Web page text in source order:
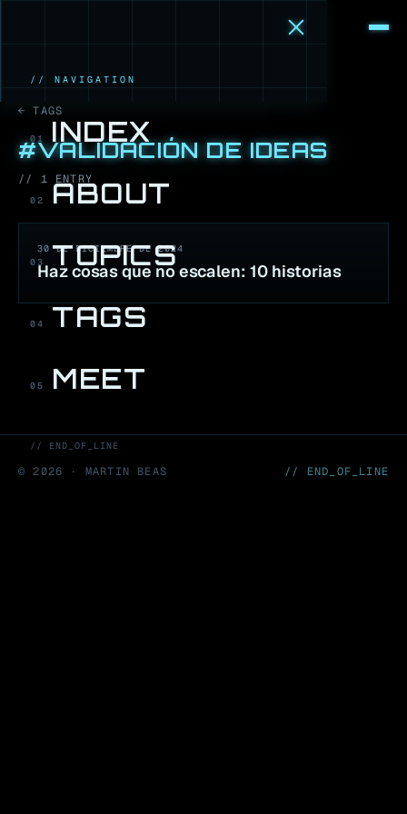
// NAVIGATION
01 INDEX
02 ABOUT
03 TOPICS
04 TAGS
05 MEET
// END_OF_LINE
← TAGS
#VALIDACIÓN DE IDEAS
// 1 ENTRY
30 DE DICIEMBRE DE 2024
Haz cosas que no escalen: 10 historias
©2026 · MARTIN BEAS // END_OF_LINE